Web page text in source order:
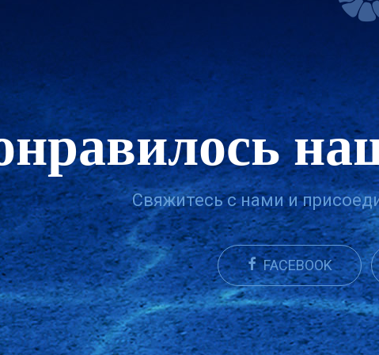
Свяжитесь с нами и
FACEBOOK